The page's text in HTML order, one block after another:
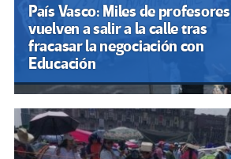
País Vasco: Miles de profesores
vuelven a salir a la calle tras
fracasar la negociación con
Educación